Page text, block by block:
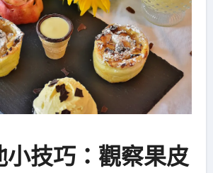
小技巧：觀察果皮